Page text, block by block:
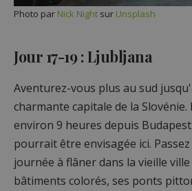
Photo par Nick Night sur Unsplash
Jour 17-19 : Ljubljana
Aventurez-vous plus au sud
charmante capitale de la
environ 9 heures depuis Budapest.
pourrait être envisagée ici.
journée à flâner dans la vieille
bâtiments colorés, ses ponts